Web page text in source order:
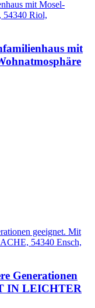
mit
Generationen
IN LEICHTER